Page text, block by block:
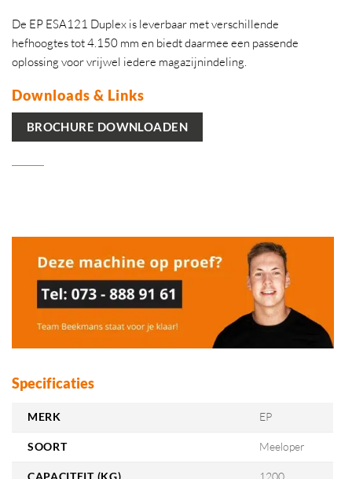
De EP ESA121 Duplex is leverbaar met verschillende
hefhoogtes tot 4.150 mm en biedt daarmee een passende
oplossing voor vrijwel iedere magazijnindeling.
Downloads & Links
BROCHURE DOWNLOADEN
Specificaties
MERK EP
SOORT Meeloper
CAPACITEIT (KG)